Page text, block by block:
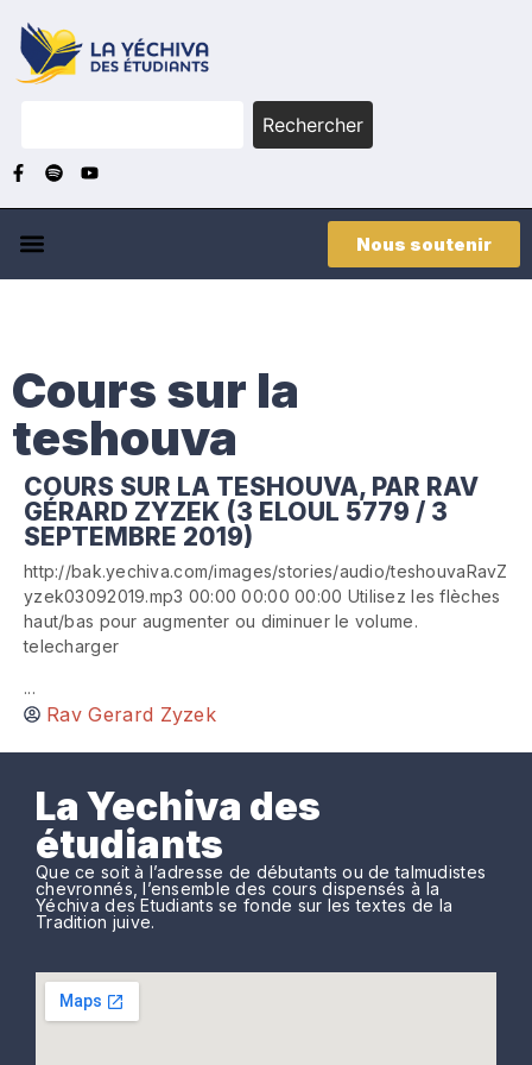
Rechercher
Nous soutenir
Cours sur la
teshouva
COURS SUR LA TESHOUVA, PAR RAV
GÉRARD ZYZEK (3 ELOUL 5779 / 3
SEPTEMBRE 2019)
http://bak.yechiva.com/images/stories/audio/teshouvaRavZ
yzek03092019.mp3 00:00 00:00 00:00 Utilisez les flèches
haut/bas pour augmenter ou diminuer le volume.
telecharger
...
Rav Gerard Zyzek
La Yechiva des
étudiants
Que ce soit à l’adresse de débutants ou de talmudistes
chevronnés, l’ensemble des cours dispensés à la
Yéchiva des Etudiants se fonde sur les textes de la
Tradition juive.